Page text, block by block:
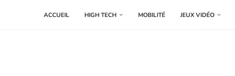
ACCUEIL HIGH TECH MOBILITÉ JEUX VIDÉO